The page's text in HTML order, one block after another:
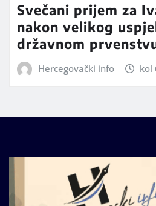
Svečani prijem za
nakon velikog
državnom
Hercegovački info kol